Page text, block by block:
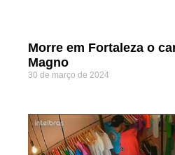
Morre em Fortaleza o
Magno
30 de março de 2024